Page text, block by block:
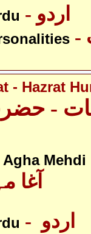
- اردو
- Hazrat
-
Agha
آغا